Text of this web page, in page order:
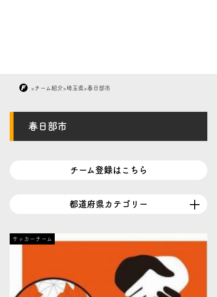
> チーム紹介>埼玉県>春日部市
春日部市
チーム登録はこちら
都道府県カテゴリー
サッカーチーム